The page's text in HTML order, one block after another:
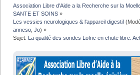
Association Libre d'Aide a la Recherche sur la
SANTE ET SOINS »
Les vessies neurologiques & l'appareil digestif
anneso ,Jo) »
Sujet: La qualité des sondes Lofric en chute libre.